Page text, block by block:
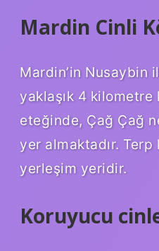
Mardin Cinli
Mardin’in Nusaybin
yaklaşık 4 kilometre
eteğinde, Çağ Çağ
yer almaktadır.
yerleşim yeridir.
Koruyucu